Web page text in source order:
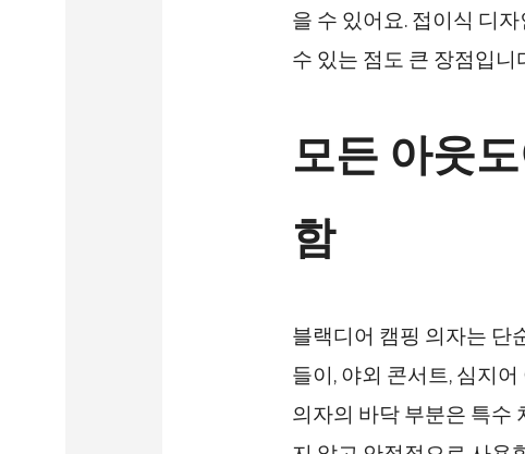
을 수 있어요. 접이식 디
수 있는 점도 큰 장점입니
모든 아웃
함
블랙디어 캠핑 의자는 단
들이, 야외 콘서트, 심지
의자의 바닥 부분은 특수